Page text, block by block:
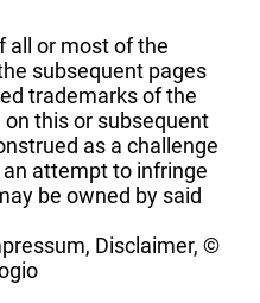
all or most of the
subsequent pages
trademarks of the
this or subsequent
as a challenge
attempt to infringe
be owned by said
Disclaimer, ©